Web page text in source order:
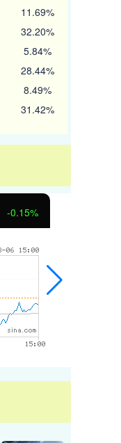
11.69%
32.20%
5.84%
28.44%
8.49%
31.42%
0.30%